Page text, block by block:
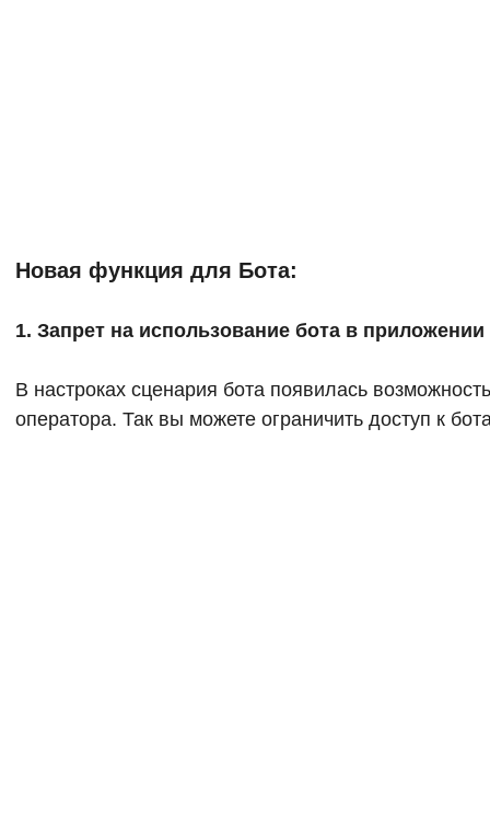
Новая функция для Бота:
1. Запрет на использование бота в приложении
В настроках сценария бота появилась
оператора. Так вы можете ограничить доступ к